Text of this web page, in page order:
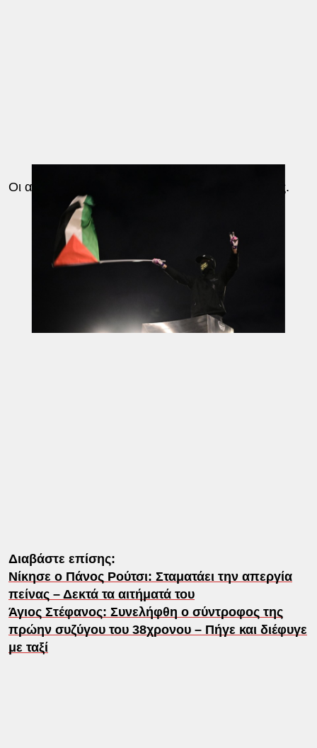
Οι αστυνομικοί προχώρησαν σε 19 προσαγωγές.
Διαβάστε επίσης:
Νίκησε ο Πάνος Ρούτσι: Σταματάει την απεργία
πείνας – Δεκτά τα αιτήματά του
Άγιος Στέφανος: Συνελήφθη ο σύντροφος της
πρώην συζύγου του 38χρονου – Πήγε και διέφυγε
με ταξί